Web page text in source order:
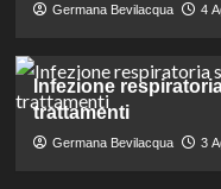
Germana Bevilacqua 4
Infezione
trattamenti
Germana Bevilacqua 3